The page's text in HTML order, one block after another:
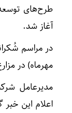
طرح‌های
آغاز شد.
مهرماه) در
مدیرعامل
اعلام این